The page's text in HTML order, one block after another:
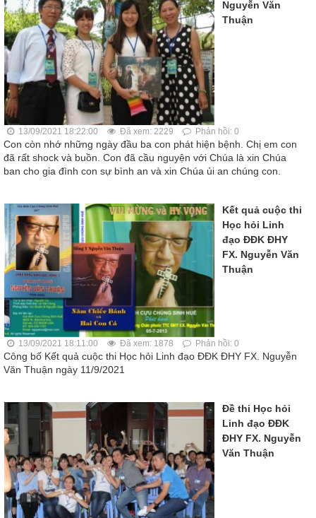
Nguyễn Văn
Thuận
13/09/2021 18:22:00 Đã xem: 2229 Phản hồi: 0
Con còn nhớ những ngày đầu ba con phát hiện bệnh. Chị em con
đã rất shock và buồn. Con đã cầu nguyện với Chúa là xin Chúa
ban cho gia đình con sự bình an và xin Chúa ủi an chúng con.
Kết quả cuộc thi
Học hỏi Linh
đạo ĐĐK ĐHY
FX. Nguyễn Văn
Thuận
13/09/2021 18:11:00 Đã xem: 1878 Phản hồi: 0
Công bố Kết quả cuộc thi Học hỏi Linh đạo ĐĐK ĐHY FX. Nguyễn
Văn Thuận ngày 11/9/2021
Đề thi Học hỏi
Linh đạo ĐĐK
ĐHY FX. Nguyễn
Văn Thuận